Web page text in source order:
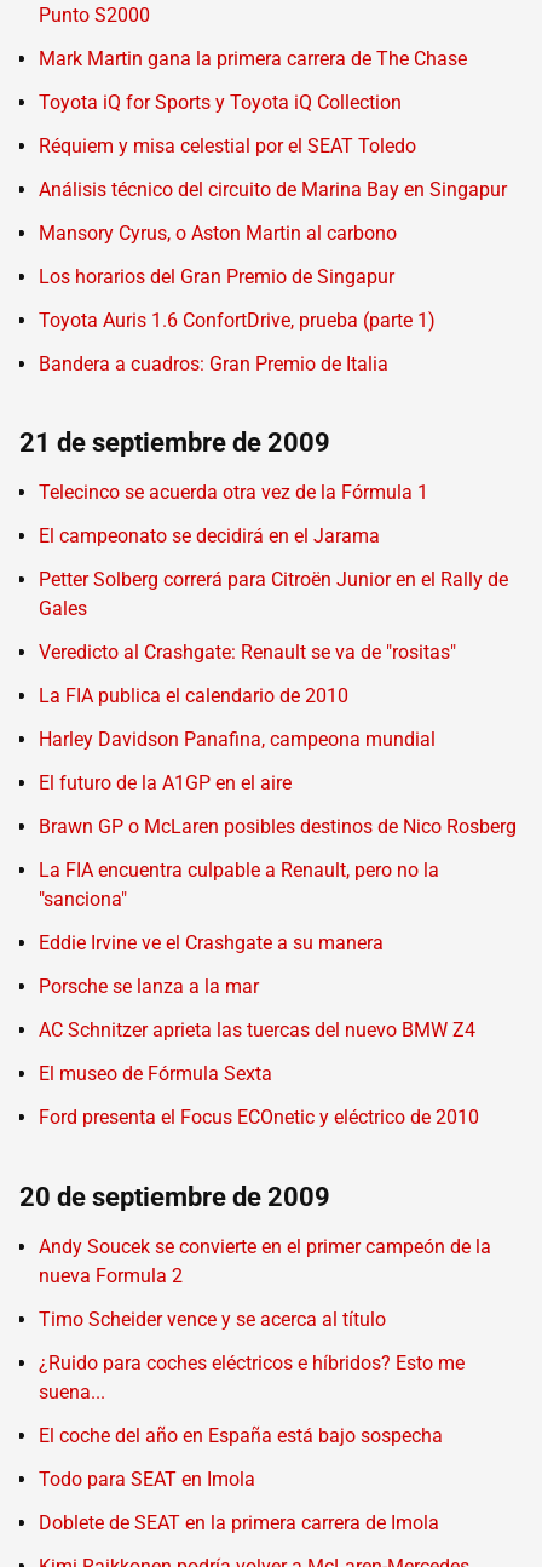
Punto S2000
Mark Martin gana la primera carrera de The Chase
Toyota iQ for Sports y Toyota iQ Collection
Réquiem y misa celestial por el SEAT Toledo
Análisis técnico del circuito de Marina Bay en Singapur
Mansory Cyrus, o Aston Martin al carbono
Los horarios del Gran Premio de Singapur
Toyota Auris 1.6 ConfortDrive, prueba (parte 1)
Bandera a cuadros: Gran Premio de Italia
21 de septiembre de 2009
Telecinco se acuerda otra vez de la Fórmula 1
El campeonato se decidirá en el Jarama
Petter Solberg correrá para Citroën Junior en el Rally de
Gales
Veredicto al Crashgate: Renault se va de "rositas"
La FIA publica el calendario de 2010
Harley Davidson Panafina, campeona mundial
El futuro de la A1GP en el aire
Brawn GP o McLaren posibles destinos de Nico Rosberg
La FIA encuentra culpable a Renault, pero no la
"sanciona"
Eddie Irvine ve el Crashgate a su manera
Porsche se lanza a la mar
AC Schnitzer aprieta las tuercas del nuevo BMW Z4
El museo de Fórmula Sexta
Ford presenta el Focus ECOnetic y eléctrico de 2010
20 de septiembre de 2009
Andy Soucek se convierte en el primer campeón de la
nueva Formula 2
Timo Scheider vence y se acerca al título
¿Ruido para coches eléctricos e híbridos? Esto me
suena...
El coche del año en España está bajo sospecha
Todo para SEAT en Imola
Doblete de SEAT en la primera carrera de Imola